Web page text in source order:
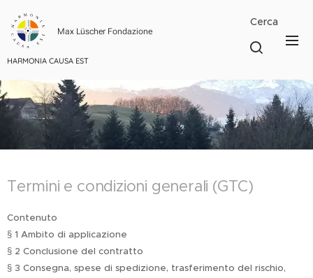
Max Lüscher Fondazione
HARMONIA CAUSA EST
Cerca
Termini e condizioni generali (GTC)
Contenuto
§ 1 Ambito di applicazione
§ 2 Conclusione del contratto
§ 3 Consegna, spese di spedizione, trasferimento del rischio,